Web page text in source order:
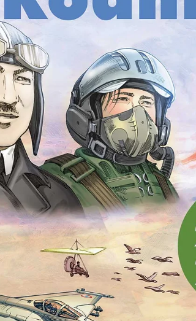
2 simulations de combats et d'attaques
aériennes avec effets pyrotechniques. La
Grande Guerre 14-18 Les "Ptérodactyls Flight"
font une...